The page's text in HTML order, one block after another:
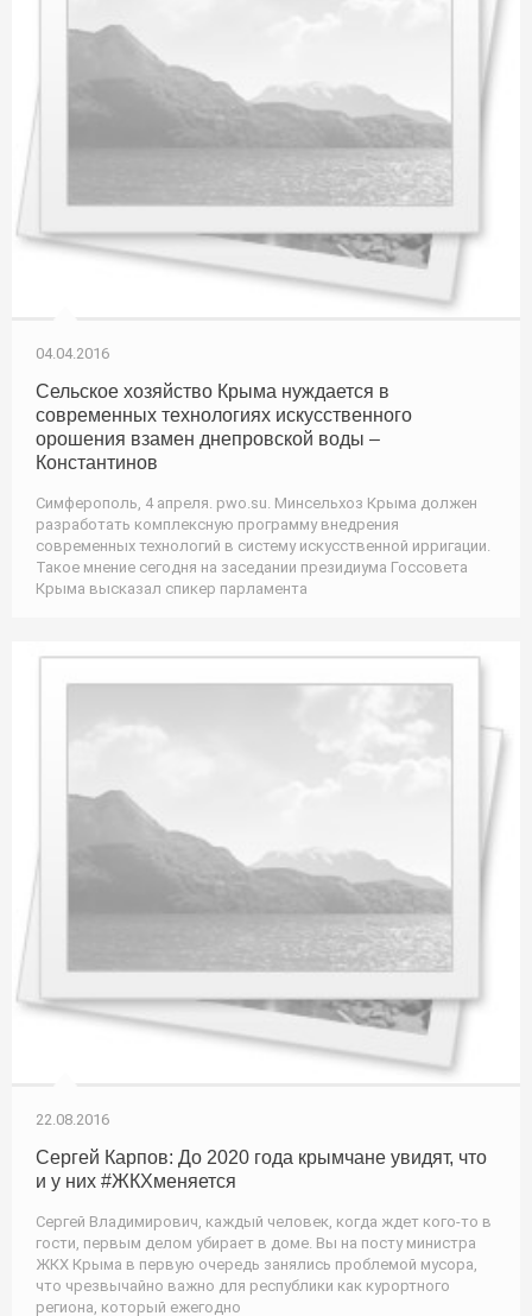
04.04.2016
Сельское хозяйство Крыма нуждается в
современных технологиях искусственного
орошения взамен днепровской воды –
Константинов
Симферополь, 4 апреля. pwo.su. Минсельхоз Крыма должен
разработать комплексную программу внедрения
современных технологий в систему искусственной ирригации.
Такое мнение сегодня на заседании президиума Госсовета
Крыма высказал спикер парламента
22.08.2016
Сергей Карпов: До 2020 года крымчане увидят, что
и у них #ЖКХменяется
Сергей Владимирович, каждый человек, когда ждет кого-то в
гости, первым делом убирает в доме. Вы на посту министра
ЖКХ Крыма в первую очередь занялись проблемой мусора,
что чрезвычайно важно для республики как курортного
региона, который ежегодно